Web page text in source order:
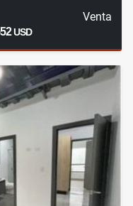
Venta
USD